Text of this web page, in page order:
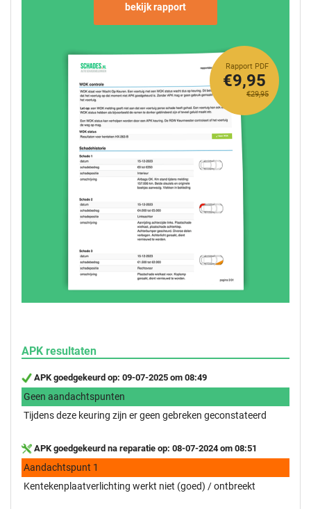
bekijk rapport
Rapport PDF
€29,95
€9,95
APK resultaten
APK goedgekeurd op: 09-07-2025 om 08:49
Geen aandachtspunten
Tijdens deze keuring zijn er geen gebreken geconstateerd
APK goedgekeurd na reparatie op: 08-07-2024 om 08:51
Aandachtspunt 1
Kentekenplaatverlichting werkt niet (goed) / ontbreekt